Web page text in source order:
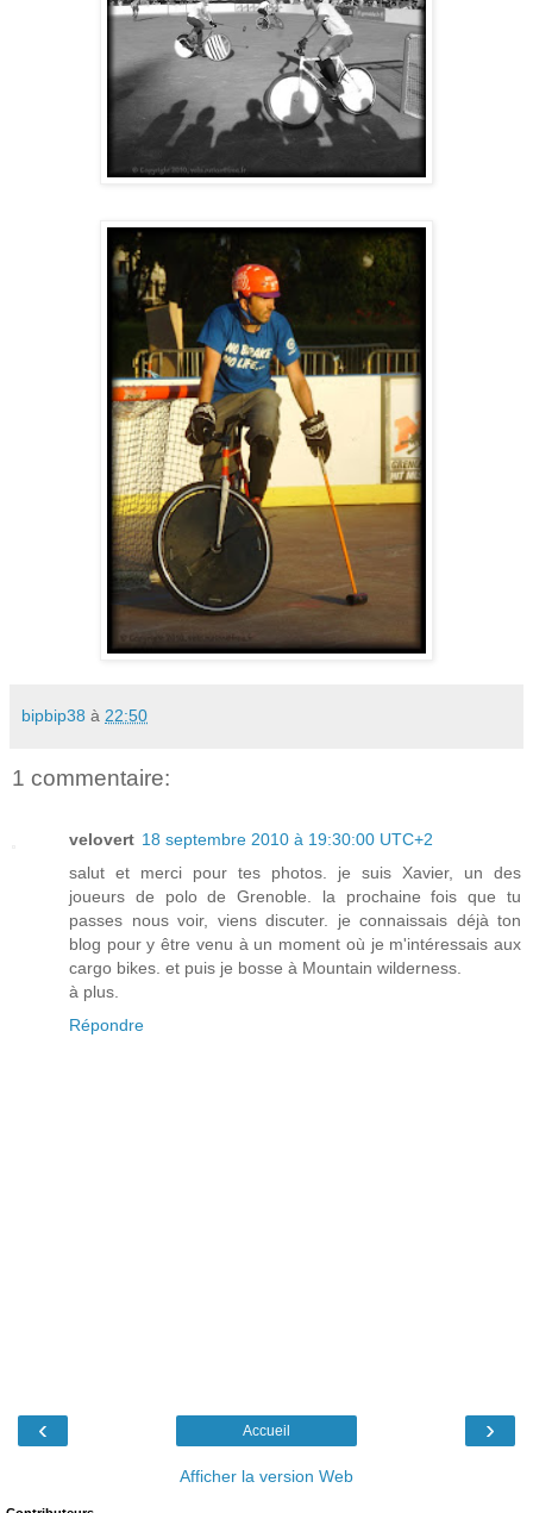
bipbip38 à 22:50
1 commentaire:
velovert 18 septembre 2010 à 19:30:00 UTC+2
salut et merci pour tes photos. je suis Xavier, un des
joueurs de polo de Grenoble. la prochaine fois que tu
passes nous voir, viens discuter. je connaissais déjà ton
blog pour y être venu à un moment où je m'intéressais aux
cargo bikes. et puis je bosse à Mountain wilderness.
à plus.
Répondre
‹ ›
Accueil
Afficher la version Web